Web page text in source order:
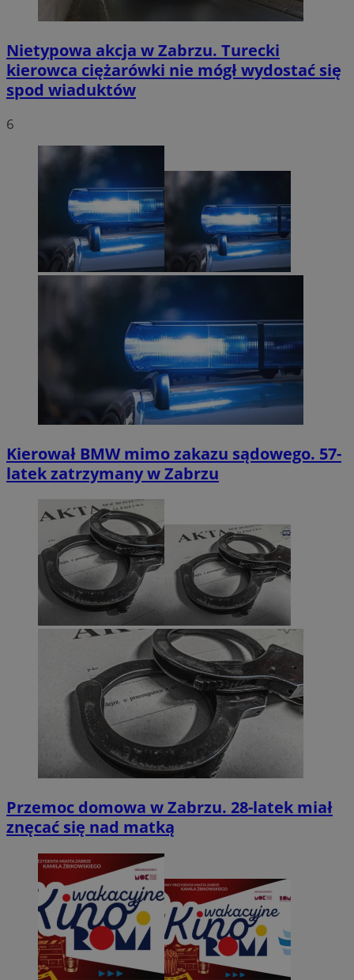
Nietypowa akcja w Zabrzu. Turecki
kierowca ciężarówki nie mógł wydostać się
spod wiaduktów
6
Kierował BMW mimo zakazu sądowego. 57-
latek zatrzymany w Zabrzu
Przemoc domowa w Zabrzu. 28-latek miał
znęcać się nad matką